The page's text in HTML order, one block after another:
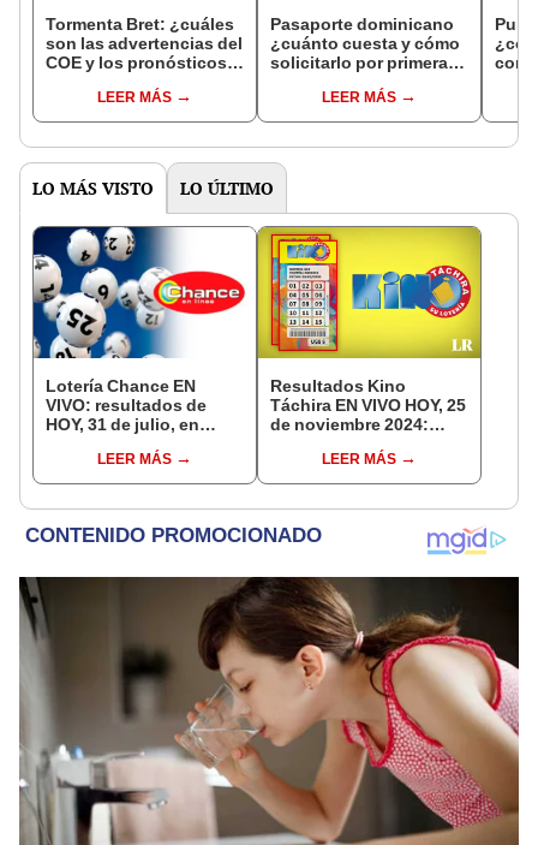
Tormenta Bret: ¿cuáles
son las advertencias del
COE y los pronósticos
LEER MÁS
Pasaporte dominicano
¿cuánto cuesta y cómo
solicitarlo por primera
LEER MÁS
LO MÁS VISTO LO ÚLTIMO
Lotería Chance EN
VIVO: resultados de
HOY, 31 de julio, en
LEER MÁS
Resultados Kino
Táchira EN VIVO HOY, 25
de noviembre 2024:
combinaciones y
premios del sorteo 073
LEER MÁS